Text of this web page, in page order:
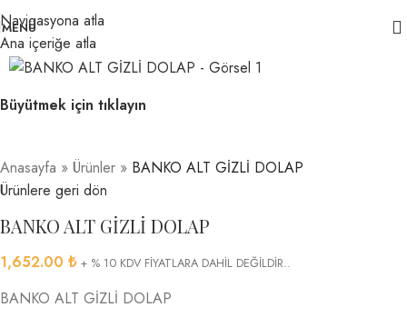
Navigasyona atla
Ana içeriğe atla
MENÜ
Büyütmek için tıklayın
Anasayfa » Ürünler » BANKO ALT GİZLİ DOLAP
Ürünlere geri dön
BANKO ALT GİZLİ DOLAP
1,652.00 ₺ + % 10 KDV FİYATLARA DAHİL DEĞİLDİR..
BANKO ALT GİZLİ DOLAP